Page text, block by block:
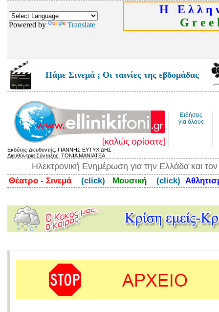
Powered by Translate
Η Ε λ λ η
G r e e
Πάμε Σινεμά ; Οι ταινίες της εβδομάδας
Ειδήσεις
για όλους
Εκδότης-Διευθυντής: ΓΙΑΝΝΗΣ ΕΥΤΥΧΙΔΗΣ
Διευθύντρια Σύνταξης: ΤΟΝΙΑ ΜΑΝΙΑΤΕΑ
Ηλεκτρονική Ενημέρωση για την Ελλάδα και
Θέατρο - Σινεμά (click) Μουσική (click)